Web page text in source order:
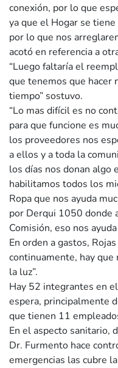
conexión, por lo que
ya que el Hogar se
por lo que nos
acotó en referencia a
“Luego faltaría el
que tenemos que hacer
tiempo” sostuvo.
“Lo mas difícil es no
para que funcione es
los proveedores nos
a ellos y a toda la
los días nos donan algo
habilitamos todos los
Ropa que nos ayuda
por Derqui 1050 donde
Comisión, eso nos
En orden a gastos,
continuamente, hay que
la luz”.
Hay 52 integrantes en
espera, principalmente
que tienen 11
En el aspecto sanitario,
Dr. Furmento hace
emergencias las cubre